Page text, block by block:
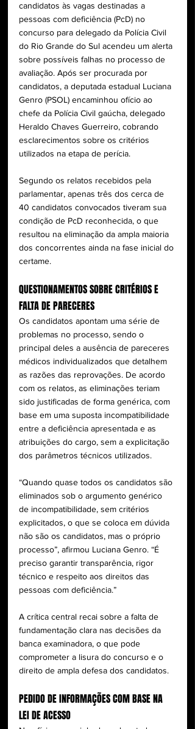
candidatos às vagas destinadas a
pessoas com deficiência (PcD) no
concurso para delegado da Polícia Civil
do Rio Grande do Sul acendeu um alerta
sobre possíveis falhas no processo de
avaliação. Após ser procurada por
candidatos, a deputada estadual Luciana
Genro (PSOL) encaminhou ofício ao
chefe da Polícia Civil gaúcha, delegado
Heraldo Chaves Guerreiro, cobrando
esclarecimentos sobre os critérios
utilizados na etapa de perícia.
Segundo os relatos recebidos pela
parlamentar, apenas três dos cerca de
40 candidatos convocados tiveram sua
condição de PcD reconhecida, o que
resultou na eliminação da ampla maioria
dos concorrentes ainda na fase inicial do
certame.
QUESTIONAMENTOS SOBRE CRITÉRIOS E
FALTA DE PARECERES
Os candidatos apontam uma série de
problemas no processo, sendo o
principal deles a ausência de pareceres
médicos individualizados que detalhem
as razões das reprovações. De acordo
com os relatos, as eliminações teriam
sido justificadas de forma genérica, com
base em uma suposta incompatibilidade
entre a deficiência apresentada e as
atribuições do cargo, sem a explicitação
dos parâmetros técnicos utilizados.
“Quando quase todos os candidatos são
eliminados sob o argumento genérico
de incompatibilidade, sem critérios
explicitados, o que se coloca em dúvida
não são os candidatos, mas o próprio
processo”, afirmou Luciana Genro. “É
preciso garantir transparência, rigor
técnico e respeito aos direitos das
pessoas com deficiência.”
A crítica central recai sobre a falta de
fundamentação clara nas decisões da
banca examinadora, o que pode
comprometer a lisura do concurso e o
direito de ampla defesa dos candidatos.
PEDIDO DE INFORMAÇÕES COM BASE NA
LEI DE ACESSO